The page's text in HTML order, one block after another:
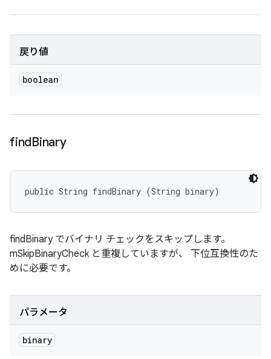
戻り値
boolean
findBinary
public String findBinary (String binary)
findBinary でバイナリ チェックをスキップします。
mSkipBinaryCheck と重複していますが、 下位互換性のた
めに必要です。
パラメータ
binary